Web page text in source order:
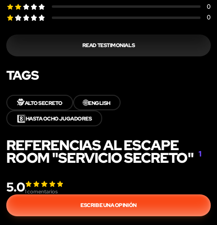
0
0
READ TESTIMONIALS
TAGS
🕵️ALTO SECRETO 🌐ENGLISH
8️⃣HASTA OCHO JUGADORES
REFERENCIAS AL ESCAPE
ROOM "SERVICIO SECRETO" 1
5.01comentarios
ESCRIBE UNA OPINIÓN